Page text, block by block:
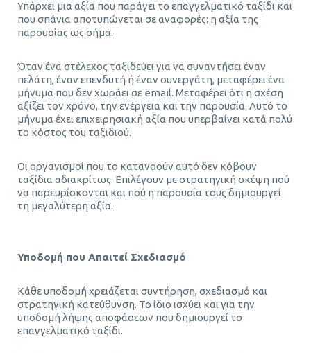
Υπάρχει μια αξία που παράγει το επαγγελματικό ταξίδι και
που σπάνια αποτυπώνεται σε αναφορές: η αξία της
παρουσίας ως σήμα.
Όταν ένα στέλεχος ταξιδεύει για να συναντήσει έναν
πελάτη, έναν επενδυτή ή έναν συνεργάτη, μεταφέρει ένα
μήνυμα που δεν χωράει σε email. Μεταφέρει ότι η σχέση
αξίζει τον χρόνο, την ενέργεια και την παρουσία. Αυτό το
μήνυμα έχει επιχειρησιακή αξία που υπερβαίνει κατά πολύ
το κόστος του ταξιδιού.
Οι οργανισμοί που το κατανοούν αυτό δεν κόβουν
ταξίδια αδιακρίτως. Επιλέγουν με στρατηγική σκέψη πού
να παρευρίσκονται και πού η παρουσία τους δημιουργεί
τη μεγαλύτερη αξία.
Υποδομή που Απαιτεί Σχεδιασμό
Κάθε υποδομή χρειάζεται συντήρηση, σχεδιασμό και
στρατηγική κατεύθυνση. Το ίδιο ισχύει και για την
υποδομή λήψης αποφάσεων που δημιουργεί το
επαγγελματικό ταξίδι.